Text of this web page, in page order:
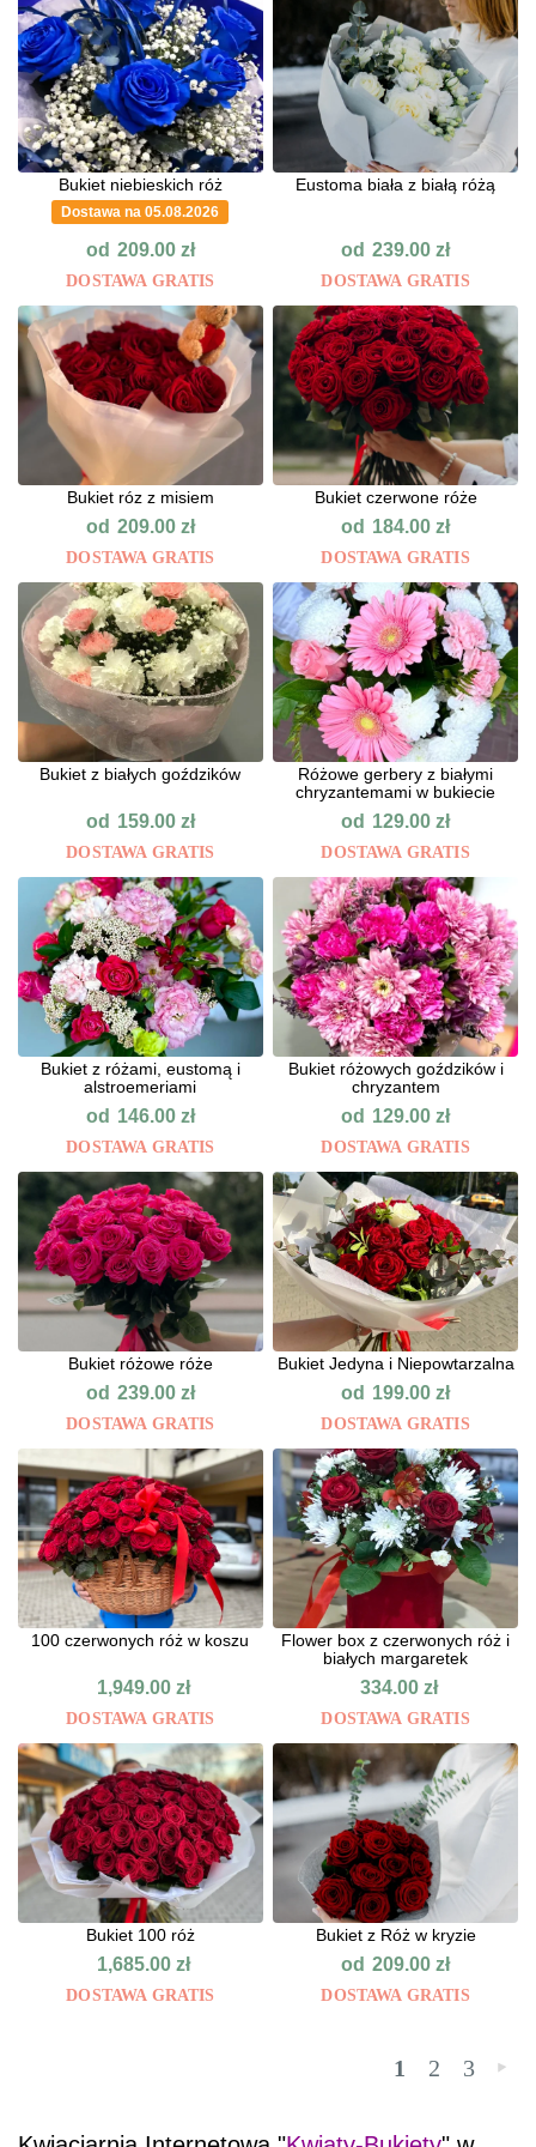
Bukiet niebieskich róż
Dostawa na 05.08.2026
od 209.00 zł
DOSTAWA GRATIS
Eustoma biała z białą różą
od 239.00zł
DOSTAWA GRATIS
Bukiet róz z misiem
od 209.00 zł
DOSTAWA GRATIS
Bukiet czerwone róże
od 184.00zł
DOSTAWA GRATIS
Bukiet z białych goździków
od 159.00 zł
DOSTAWA GRATIS
Różowe gerbery z białymi
chryzantemami w bukiecie
od 129.00zł
DOSTAWA GRATIS
Bukiet z różami, eustomą i
alstroemeriami
od 146.00 zł
DOSTAWA GRATIS
Bukiet różowych goździków i
chryzantem
od 129.00zł
DOSTAWA GRATIS
Bukiet różowe róże
od 239.00 zł
DOSTAWA GRATIS
Bukiet Jedyna i Niepowtarzalna
od 199.00zł
DOSTAWA GRATIS
100 czerwonych róż w koszu
1,949.00zł
DOSTAWA GRATIS
Flower box z czerwonych róż i
białych margaretek
334.00zł
DOSTAWA GRATIS
Bukiet 100 róż
1,685.00zł
DOSTAWA GRATIS
Bukiet z Róż w kryzie
od 209.00zł
DOSTAWA GRATIS
1 2 3 »